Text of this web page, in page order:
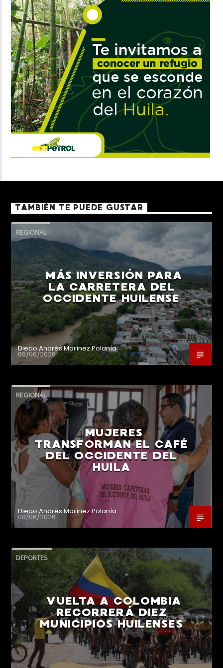
TAMBIÉN TE PUEDE GUSTAR
REGIONAL
MÁS INVERSIÓN PARA
LA CARRETERA DEL
OCCIDENTE HUILENSE
Diego Andrés Marínez Polanía
08/06/2026
REGIONAL
MUJERES
TRANSFORMAN EL CAFÉ
DEL OCCIDENTE DEL
HUILA
Diego Andrés Marínez Polanía
08/06/2026
DEPORTES
VUELTA A COLOMBIA
RECORRERÁ DIEZ
MUNICIPIOS HUILENSES